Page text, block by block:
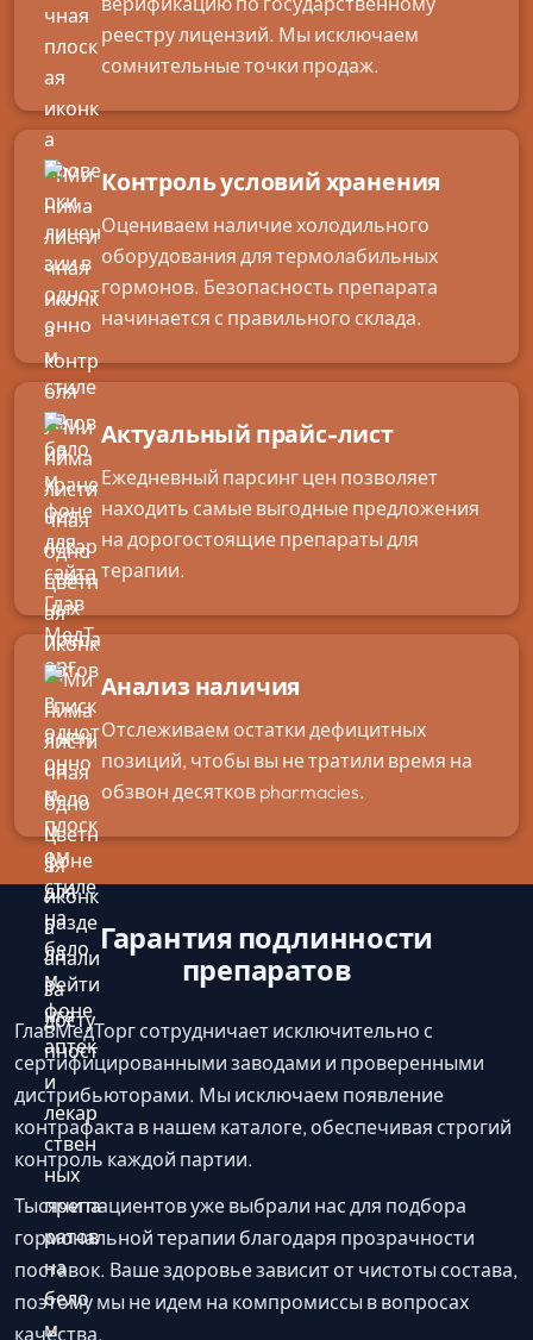
реестру лицензий. Мы исключаем
сомнительные точки продаж.
Контроль условий хранения
Оцениваем наличие холодильного
оборудования для термолабильных
гормонов. Безопасность препарата
начинается с правильного склада.
Актуальный прайс-лист
Ежедневный парсинг цен позволяет
находить самые выгодные предложения
на дорогостоящие препараты для
терапии.
Анализ наличия
Отслеживаем остатки дефицитных
позиций, чтобы вы не тратили время на
обзвон десятков pharmacies.
Гарантия подлинности
препаратов
ГлавМедТорг сотрудничает исключительно с
сертифицированными заводами и проверенными
дистрибьюторами. Мы исключаем появление
контрафакта в нашем каталоге, обеспечивая строгий
контроль каждой партии.
Тысячи пациентов уже выбрали нас для подбора
гормональной терапии благодаря прозрачности
поставок. Ваше здоровье зависит от чистоты состава,
поэтому мы не идем на компромиссы в вопросах
качества.